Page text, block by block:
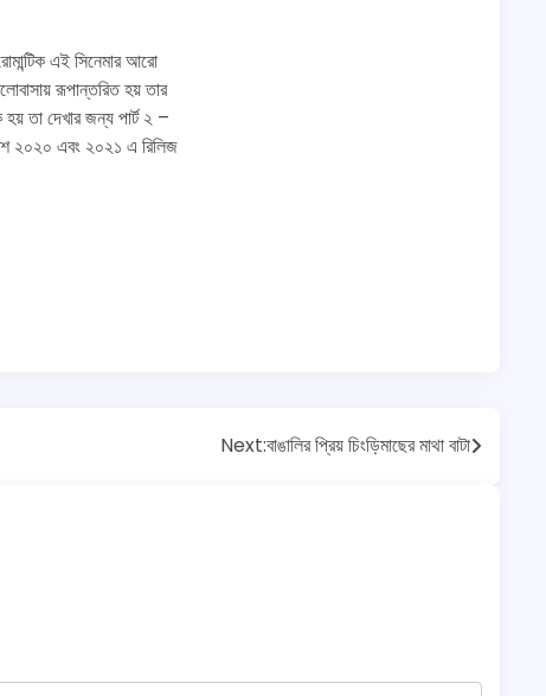
এই সিনেমার আরো
রূপান্তরিত হয় তার
হয় তা দেখার জন্য পার্ট ২ –
২০২০ এবং ২০২১ এ রিলিজ
Next:বাঙালির প্রিয় চিংড়িমাছের মাথা বাটা